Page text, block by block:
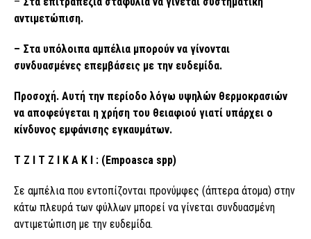
αντιμετώπιση.
– Στα υπόλοιπα αμπέλια μπορούν να γίνονται
συνδυασμένες επεμβάσεις με την ευδεμίδα.
Προσοχή. Αυτή την περίοδο λόγω υψηλών θερμοκρασιών
να αποφεύγεται η χρήση του θειαφιού γιατί υπάρχει ο
κίνδυνος εμφάνισης εγκαυμάτων.
T Z I T Z I K A K I : (Empoasca spp)
Σε αμπέλια που εντοπίζονται προνύμφες (άπτερα άτομα) στην
κάτω πλευρά των φύλλων μπορεί να γίνεται συνδυασμένη
αντιμετώπιση με την ευδεμίδα.